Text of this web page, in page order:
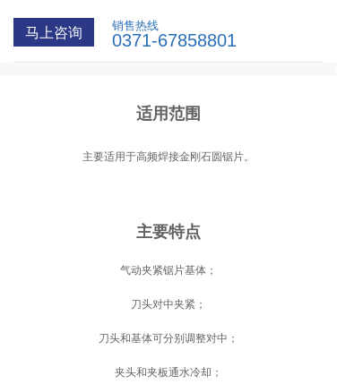
马上咨询 销售热线
0371-67858801
适用范围
主要适用于高频焊接金刚石圆锯片。
主要特点
气动夹紧锯片基体；
刀头对中夹紧；
刀头和基体可分别调整对中；
夹头和夹板通水冷却；